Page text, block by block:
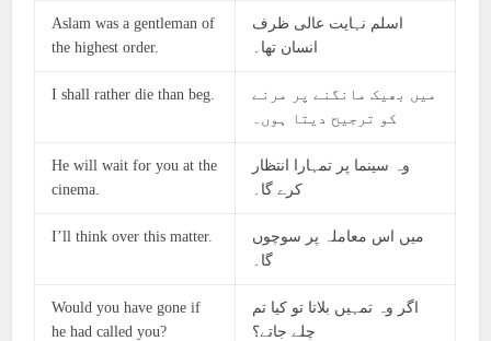
Aslam was a gentleman of
the highest order.
اسلم نہایت عالی ظرف
انسان تھا۔
I shall rather die than beg.
میں بھیک مانگنے پر مرنے
کو ترجیح دیتا ہوں۔
He will wait for you at the
cinema.
وہ سینما پر تمہارا انتظار
کرے گا۔
I’ll think over this matter.
میں اس معاملہ پر سوچوں
گا۔
Would you have gone if
he had called you?
اگر وہ تمہیں بلاتا تو کیا تم
چلے جاتے؟